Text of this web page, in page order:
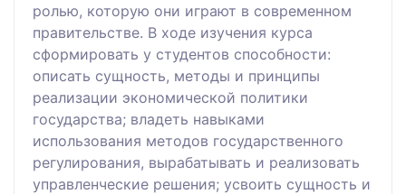
ролью, которую они играют в современном
правительстве. В ходе изучения курса
сформировать у студентов способности:
описать сущность, методы и принципы
реализации экономической политики
государства; владеть навыками
использования методов государственного
регулирования, вырабатывать и реализовать
управленческие решения; усвоить сущность и